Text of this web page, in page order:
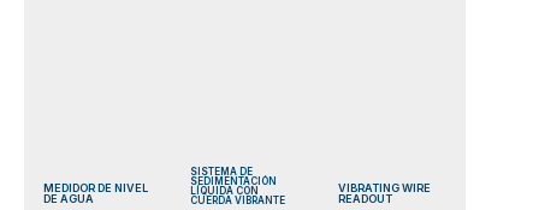
MEDIDOR DE NIVEL
DE AGUA
SISTEMA DE
SEDIMENTACIÓN
LÍQUIDA CON
CUERDA VIBRANTE
VIBRATING WIRE
READOUT